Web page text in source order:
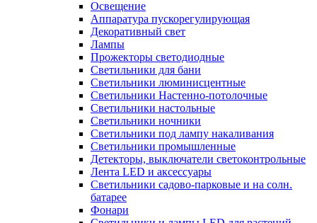
Освещение
Аппаратура пускорегулирующая
Декоративный свет
Лампы
Прожекторы светодиодные
Светильники для бани
Светильники люминисцентные
Светильники Настенно-потолочные
Светильники настольные
Светильники ночники
Светильники под лампу накаливания
Светильники промышленные
Детекторы, выключатели светоконтрольные
Лента LED и аксессуары
Светильники садово-парковые и на солн.
батарее
Фонари